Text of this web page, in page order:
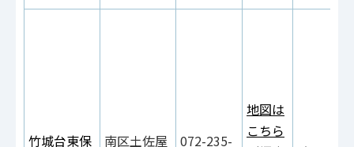
竹城台東保 南区土佐屋 072-235-
地図は
こちら